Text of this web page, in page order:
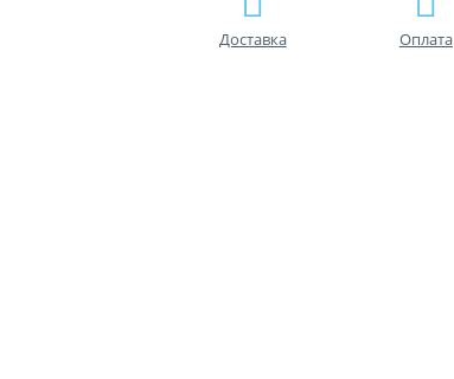
Доставка Оплата